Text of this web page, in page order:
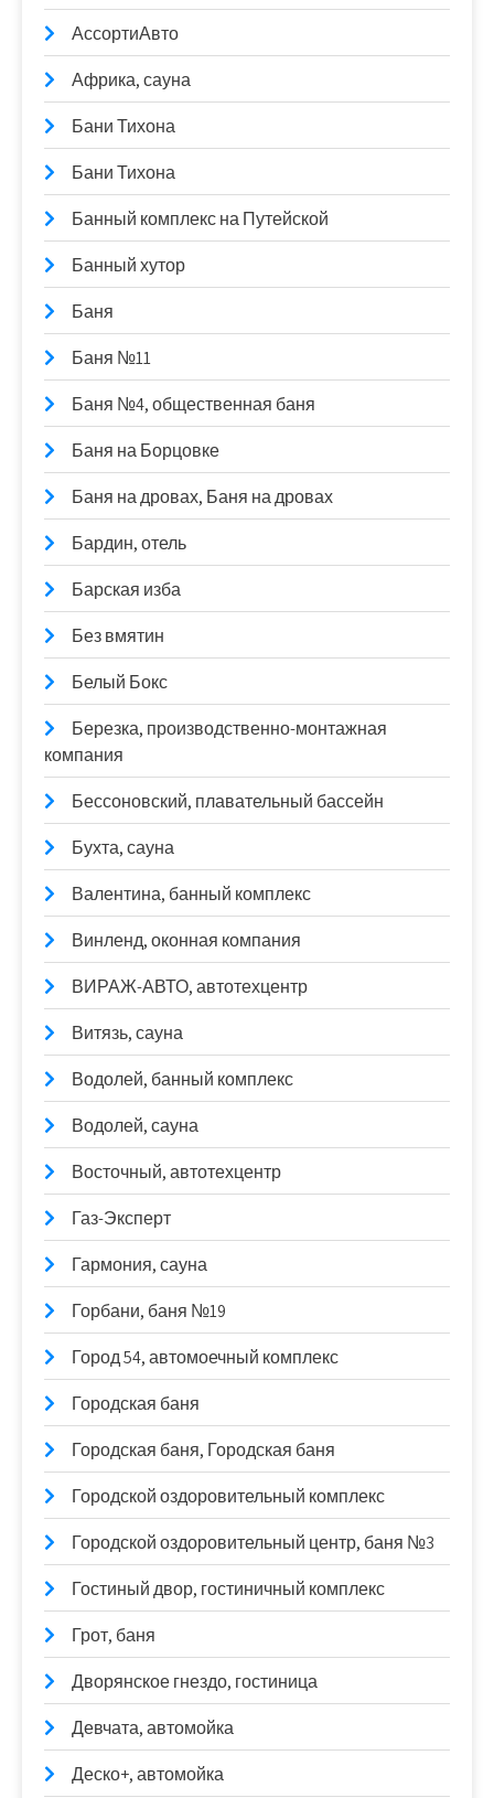
АссортиАвто
Африка, сауна
Бани Тихона
Бани Тихона
Банный комплекс на Путейской
Банный хутор
Баня
Баня №11
Баня №4, общественная баня
Баня на Борцовке
Баня на дровах, Баня на дровах
Бардин, отель
Барская изба
Без вмятин
Белый Бокс
Березка, производственно-монтажная
компания
Бессоновский, плавательный бассейн
Бухта, сауна
Валентина, банный комплекс
Винленд, оконная компания
ВИРАЖ-АВТО, автотехцентр
Витязь, сауна
Водолей, банный комплекс
Водолей, сауна
Восточный, автотехцентр
Газ-Эксперт
Гармония, сауна
Горбани, баня №19
Город 54, автомоечный комплекс
Городская баня
Городская баня, Городская баня
Городской оздоровительный комплекс
Городской оздоровительный центр, баня №3
Гостиный двор, гостиничный комплекс
Грот, баня
Дворянское гнездо, гостиница
Девчата, автомойка
Деско+, автомойка